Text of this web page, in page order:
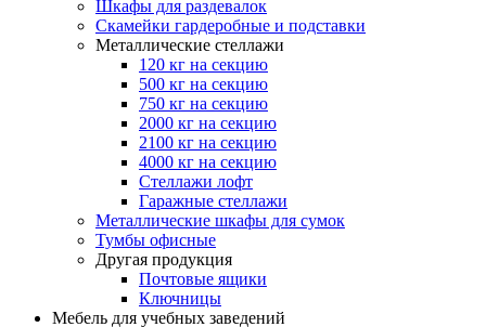
Шкафы для раздевалок
Скамейки гардеробные и подставки
Металлические стеллажи
120 кг на секцию
500 кг на секцию
750 кг на секцию
2000 кг на секцию
2100 кг на секцию
4000 кг на секцию
Стеллажи лофт
Гаражные стеллажи
Металлические шкафы для сумок
Тумбы офисные
Другая продукция
Почтовые ящики
Ключницы
Мебель для учебных заведений